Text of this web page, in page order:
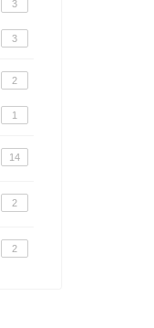
3
3
2
1
14
2
2